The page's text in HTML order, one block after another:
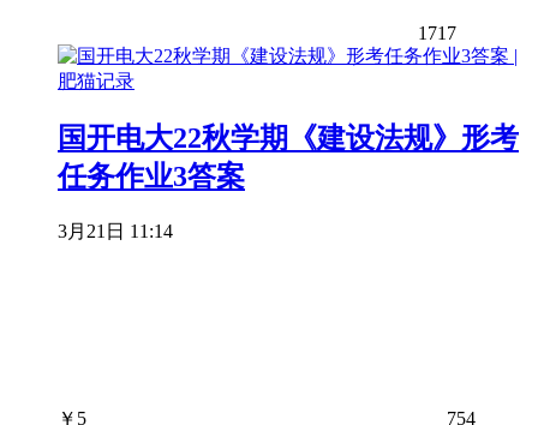
1717
国开电大22秋学期《建设法规》形考
任务作业3答案
3月21日 11:14
￥ 5 754